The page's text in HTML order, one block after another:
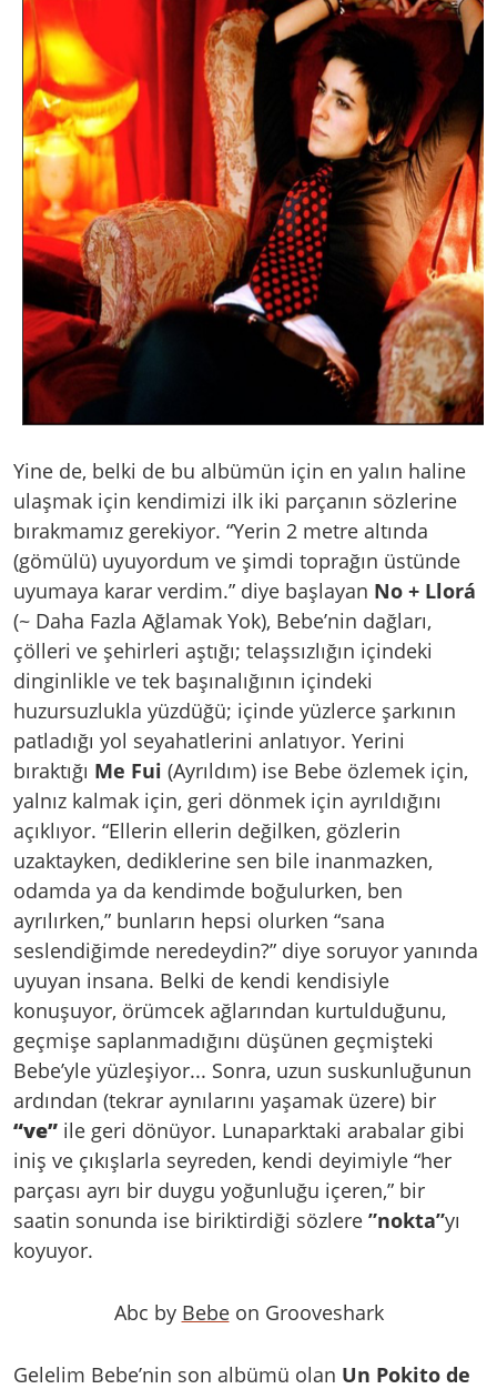
Yine de, belki de bu albümün için en yalın haline
ulaşmak için kendimizi ilk iki parçanın sözlerine
bırakmamız gerekiyor. “Yerin 2 metre altında
(gömülü) uyuyordum ve şimdi toprağın üstünde
uyumaya karar verdim.” diye başlayan No + Llorá
(~ Daha Fazla Ağlamak Yok), Bebe’nin dağları,
çölleri ve şehirleri aştığı; telaşsızlığın içindeki
dinginlikle ve tek başınalığının içindeki
huzursuzlukla yüzdüğü; içinde yüzlerce şarkının
patladığı yol seyahatlerini anlatıyor. Yerini
bıraktığı Me Fui (Ayrıldım) ise Bebe özlemek için,
yalnız kalmak için, geri dönmek için ayrıldığını
açıklıyor. “Ellerin ellerin değilken, gözlerin
uzaktayken, dediklerine sen bile inanmazken,
odamda ya da kendimde boğulurken, ben
ayrılırken,” bunların hepsi olurken “sana
seslendiğimde neredeydin?” diye soruyor yanında
uyuyan insana. Belki de kendi kendisiyle
konuşuyor, örümcek ağlarından kurtulduğunu,
geçmişe saplanmadığını düşünen geçmişteki
Bebe’yle yüzleşiyor... Sonra, uzun suskunluğunun
ardından (tekrar aynılarını yaşamak üzere) bir
“ve” ile geri dönüyor. Lunaparktaki arabalar gibi
iniş ve çıkışlarla seyreden, kendi deyimiyle “her
parçası ayrı bir duygu yoğunluğu içeren,” bir
saatin sonunda ise biriktirdiği sözlere ”nokta”yı
koyuyor.
Abc by Bebeon Grooveshark
Gelelim Bebe’nin son albümü olan Un Pokito de